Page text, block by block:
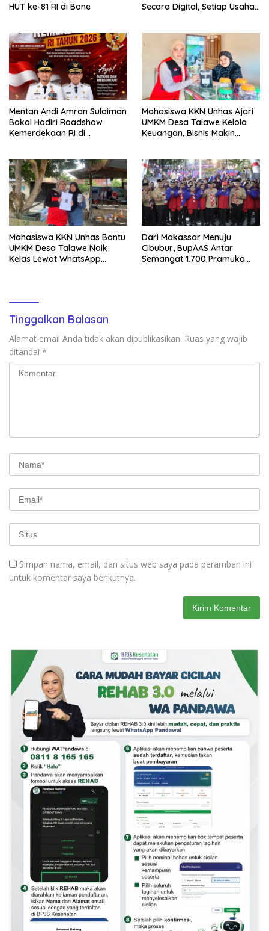
HUT ke-81 RI di Bone
Secara Digital, Setiap Usaha
Mentan Andi Amran Sulaiman
Bakal Hadiri Roadshow
Kemerdekaan RI di
Dibagikan
Mahasiswa KKN Unhas Ajari
UMKM Desa Talawe Kelola
Keuangan, Bisnis Makin
Mahasiswa KKN Unhas Bantu
UMKM Desa Talawe Naik
Kelas Lewat WhatsApp
Dari Makassar Menuju
Cibubur, BupAAS Antar
Semangat 1.700 Pramuka
Tinggalkan Balasan
Alamat email Anda tidak akan dipublikasikan. Ruas yang wajib
ditandai *
Simpan nama, email, dan situs web saya pada peramban ini
untuk komentar saya berikutnya.